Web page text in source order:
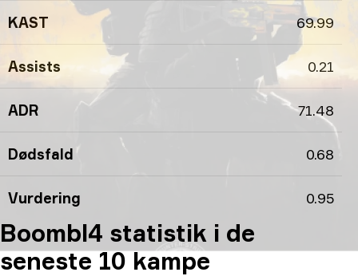
KAST 69.99
Assists 0.21
ADR 71.48
Dødsfald 0.68
Vurdering 0.95
Boombl4 statistik i de
seneste 10 kampe